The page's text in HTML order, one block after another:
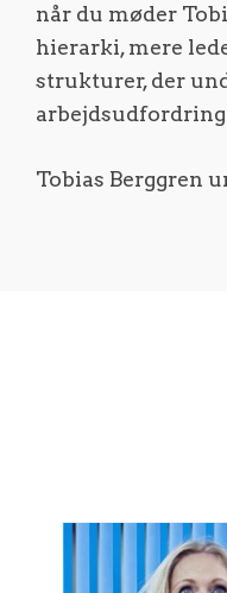
når du møder
hierarki, mere
strukturer, der
Tobias Berggren